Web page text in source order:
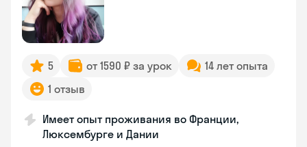
5 от 1590 ₽ за урок
14 лет опыта
1 отзыв
Имеет опыт проживания во Франции,
Люксембурге и Дании